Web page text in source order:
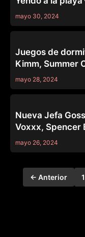
mayo 30, 2024
Juegos de
Kimm, Summer
mayo 28, 2024
Nueva Jefa
Voxxx, Spencer
mayo 26, 2024
← Anterior 1